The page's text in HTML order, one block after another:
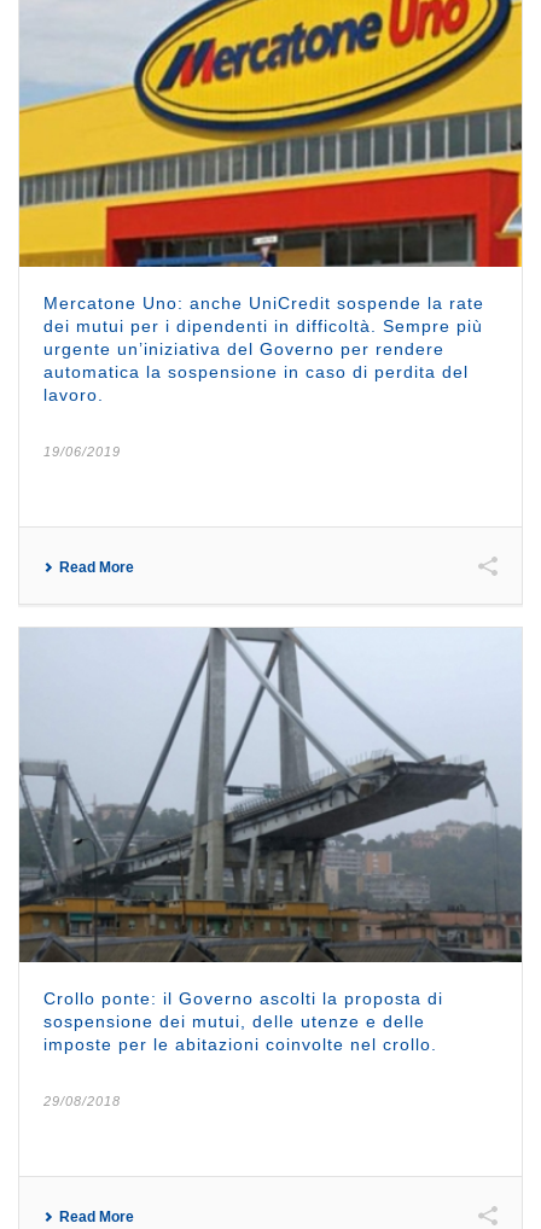
Mercatone Uno: anche UniCredit sospende la rate
dei mutui per i dipendenti in difficoltà. Sempre più
urgente un’iniziativa del Governo per rendere
automatica la sospensione in caso di perdita del
lavoro.
19/06/2019
Read More
Crollo ponte: il Governo ascolti la proposta di
sospensione dei mutui, delle utenze e delle
imposte per le abitazioni coinvolte nel crollo.
29/08/2018
Read More